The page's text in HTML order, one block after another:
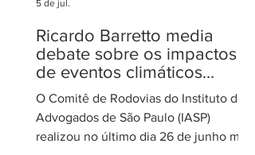
Ricardo Barretto media
debate sobre os impactos
de eventos climáticos
extremos nas concessões
de rodovias
O Comitê de Rodovias do Instituto dos
Advogados de São Paulo (IASP)
realizou no último dia 26 de junho mais
5 de jul.